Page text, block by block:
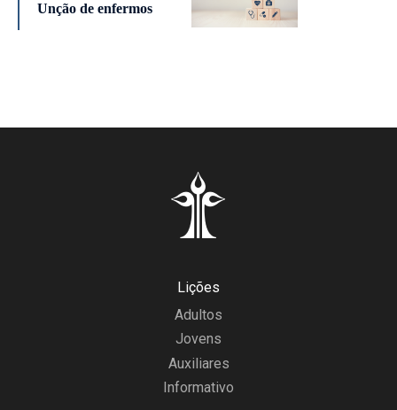
Unção de enfermos
Lições
Adultos
Jovens
Auxiliares
Informativo